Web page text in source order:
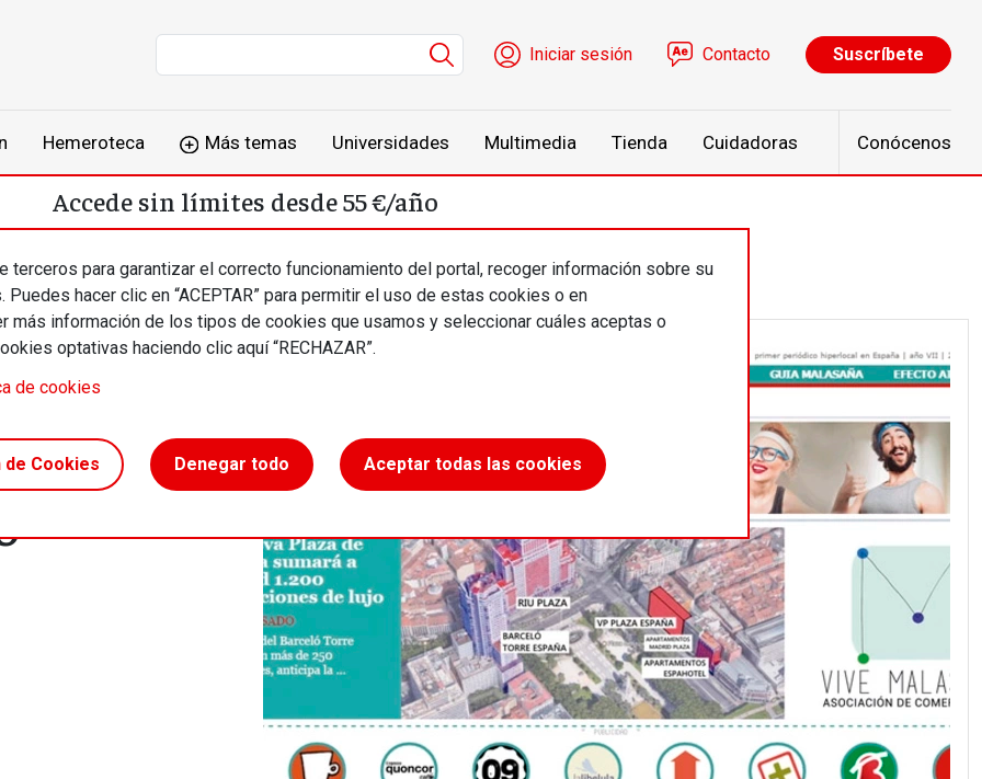
Menú de cuenta de usuario
Iniciar sesión Contacto Suscríbete
Hemeroteca Más temas Universidades Multimedia Tienda Cuidadoras Conócenos
terceros para garantizar el correcto funcionamiento del portal, recoger información sobre su
hacer clic en “ACEPTAR” para permitir el uso de estas cookies o en
más información de los tipos de cookies que usamos y seleccionar cuáles aceptas o
optativas haciendo clic aquí “RECHAZAR”.
de cookies
Cookies Denegar todo Aceptar todas las cookies
Accede sin límites desde 55 €/año